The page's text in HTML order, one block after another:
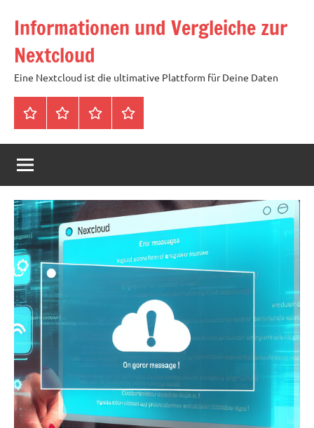
Inhalt
springen
Informationen und Vergleiche zur
Nextcloud
Eine Nextcloud ist die ultimative Plattform für Deine Daten
StartseiteNeuste
Artikel
Cloud
mit
Speicher
für
4,99
Tags